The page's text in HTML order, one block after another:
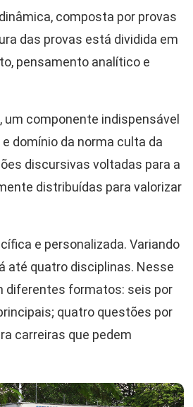
composta por provas
das provas está dividida em
pensamento analítico e
um componente indispensável
domínio da norma culta da
discursivas voltadas para a
distribuídas para valorizar
e personalizada. Variando
até quatro disciplinas. Nesse
diferentes formatos: seis por
quatro questões por
carreiras que pedem